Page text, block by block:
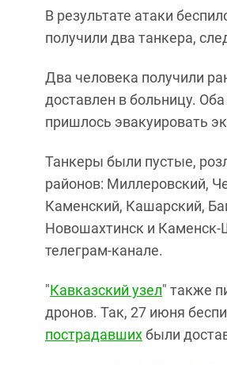
В результате атаки
получили два танкера,
Два человека получили
доставлен в больницу.
пришлось эвакуировать
Танкеры были пустые,
районов: Миллеровский,
Каменский, Кашарский,
Новошахтинск и Каменск-
телеграм-канале.
"Кавказский узел" также
дронов. Так, 27 июня
пострадавшихбыли